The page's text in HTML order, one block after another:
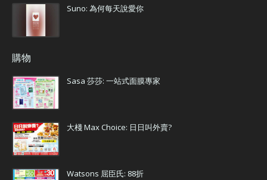
Suno: 為何每天說愛你
購物
Sasa 莎莎: 一站式面膜專家
大棧 Max Choice: 日日叫外賣?
Watsons 屈臣氏: 88折